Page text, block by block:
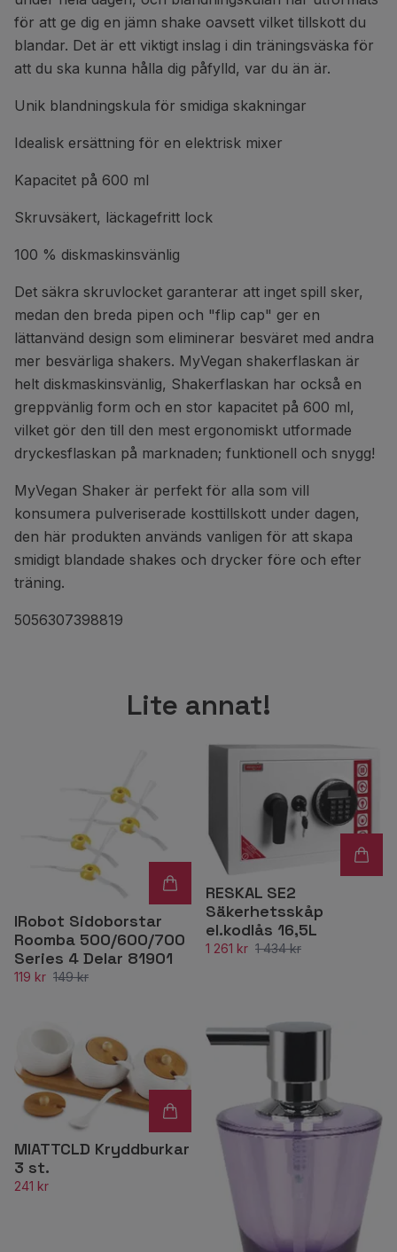
för att ge dig en jämn shake oavsett vilket tillskott du
blandar. Det är ett viktigt inslag i din träningsväska för
att du ska kunna hålla dig påfylld, var du än är.
Unik blandningskula för smidiga skakningar
Idealisk ersättning för en elektrisk mixer
Kapacitet på 600 ml
Skruvsäkert, läckagefritt lock
100 % diskmaskinsvänlig
Det säkra skruvlocket garanterar att inget spill sker,
medan den breda pipen och "flip cap" ger en
lättanvänd design som eliminerar besväret med andra
mer besvärliga shakers. MyVegan shakerflaskan är
helt diskmaskinsvänlig, Shakerflaskan har också en
greppvänlig form och en stor kapacitet på 600 ml,
vilket gör den till den mest ergonomiskt utformade
dryckesflaskan på marknaden; funktionell och snygg!
MyVegan Shaker är perfekt för alla som vill
konsumera pulveriserade kosttillskott under dagen,
den här produkten används vanligen för att skapa
smidigt blandade shakes och drycker före och efter
träning.
5056307398819
Lite annat!
IRobot Sidoborstar
Roomba 500/600/700
Series 4 Delar 81901
119 kr 149 kr
RESKAL SE2
Säkerhetsskåp
el.kodlås 16,5L
1 261 kr 1 434 kr
MIATTCLD Kryddburkar
3 st.
241 kr